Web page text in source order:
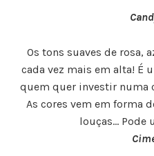
Os tons suaves de rosa,
cada vez mais em alta! É
quem quer investir numa
As cores vem em forma
louças… Pode